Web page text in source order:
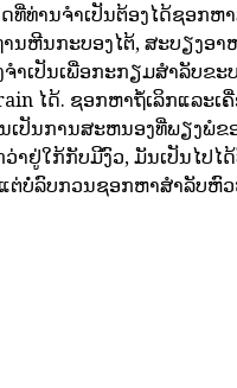
ທີ່ທ່ານຈໍາເປັນຕ້ອງໄດ້ຊອກຫ
ນຫີນກະບອງໄຕ້, ສະບຽງອາ
າເປັນເພື່ອກະກຽມສໍາລັບຂະ
ໄດ້. ຊອກຫາຖ້ໍເລິກແລະເ
ເປັນການສະຫນອງທີ່ພຽງພໍຂ
າຢູ່ໃກ້ກັບມີງົວ, ມັນເປັນໄປໄ
ຕ່ບໍ່ລົບກວນຊອກຫາສໍາລັບຫົ